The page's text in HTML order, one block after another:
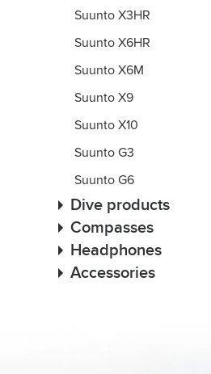
Suunto X3HR
Suunto X6HR
Suunto X6M
Suunto X9
Suunto X10
Suunto G3
Suunto G6
Dive products
Compasses
Headphones
Accessories